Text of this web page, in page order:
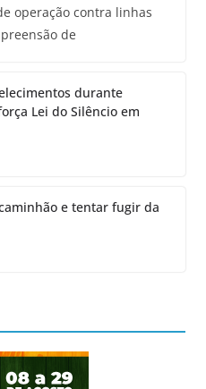
operação contra linhas
de
durante
Lei do Silêncio em
e tentar fugir da